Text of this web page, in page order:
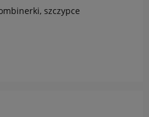
szczypce